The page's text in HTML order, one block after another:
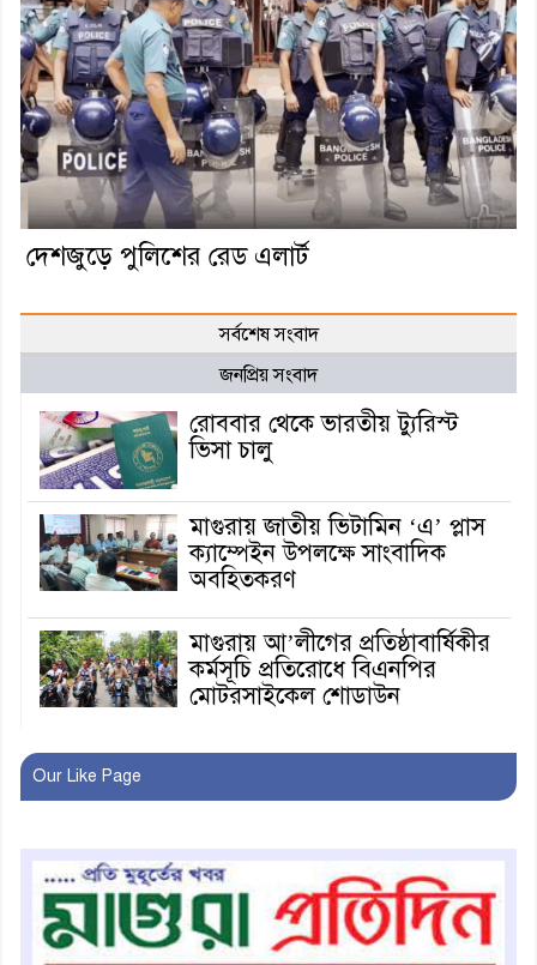
দেশজুড়ে পুলিশের রেড এলার্ট
সর্বশেষ সংবাদ
জনপ্রিয় সংবাদ
রোববার থেকে ভারতীয় ট্যুরিস্ট
ভিসা চালু
মাগুরায় জাতীয় ভিটামিন ‘এ’ প্লাস
ক্যাম্পেইন উপলক্ষে সাংবাদিক
অবহিতকরণ
মাগুরায় আ’লীগের প্রতিষ্ঠাবার্ষিকীর
কর্মসূচি প্রতিরোধে বিএনপির
মোটরসাইকেল শোডাউন
খুব শিঘ্রই কর্মস্থলে ফিরবেন
মহম্মদপুর থানার ওসিকে ক্লোজ
Our Like Page